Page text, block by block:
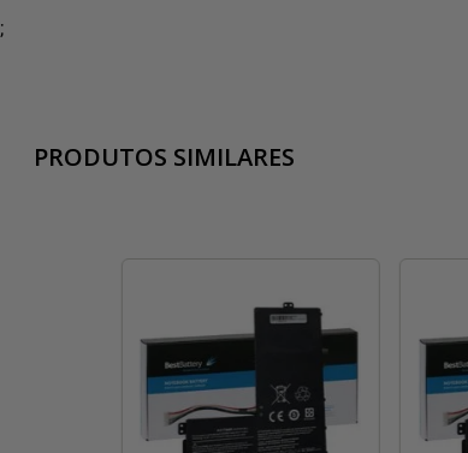
;
PRODUTOS SIMILARES